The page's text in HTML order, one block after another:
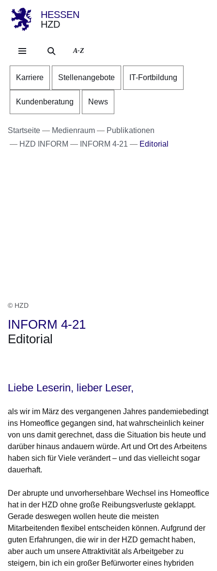
HESSEN
HZD
A-Z
Karriere Stellenangebote IT-Fortbildung
Kundenberatung News
Startseite Medienraum
Publikationen
HZD INFORM
INFORM 4-21 Editorial
© HZD
INFORM 4-21
Editorial
Liebe Leserin, lieber Leser,
als wir im März des vergangenen Jahres pandemiebedingt
ins Homeoffice gegangen sind, hat wahrscheinlich keiner
von uns damit gerechnet, dass die Situation bis heute und
darüber hinaus andauern würde. Art und Ort des Arbeitens
haben sich für Viele verändert – und das vielleicht sogar
dauerhaft.
Der abrupte und unvorhersehbare Wechsel ins Homeoffice
hat in der HZD ohne große Reibungsverluste geklappt.
Gerade deswegen wollen heute die meisten
Mitarbeitenden flexibel entscheiden können. Aufgrund der
guten Erfahrungen, die wir in der HZD gemacht haben,
aber auch um unsere Attraktivität als Arbeitgeber zu
steigern, bin ich ein großer Befürworter eines hybriden